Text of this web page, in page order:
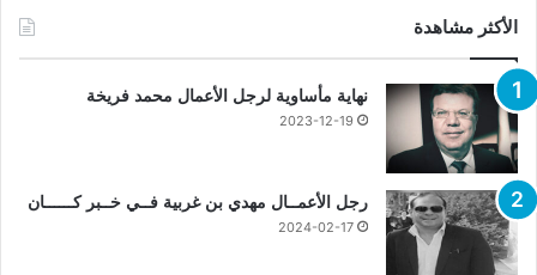
الأكثر مشاهدة
نهاية مأساوية لرجل الأعمال محمد فريخة
2023-12-19
رجل الأعمــال مهدي بن غربية فــي خــبر كــــــان
2024-02-17